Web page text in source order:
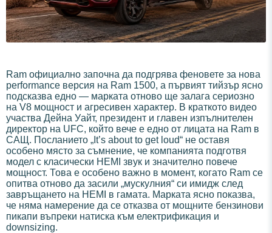
Ram официално започна да подгрява феновете за нова
performance версия на Ram 1500, а първият тийзър ясно
подсказва едно — марката отново ще залага сериозно
на V8 мощност и агресивен характер. В краткото видео
участва Дейна Уайт, президент и главен изпълнителен
директор на UFC, който вече е едно от лицата на Ram в
САЩ. Посланието „It’s about to get loud“ не оставя
особено място за съмнение, че компанията подготвя
модел с класически HEMI звук и значително повече
мощност. Това е особено важно в момент, когато Ram се
опитва отново да засили „мускулния“ си имидж след
завръщането на HEMI в гамата. Марката ясно показва,
че няма намерение да се отказва от мощните бензинови
пикапи въпреки натиска към електрификация и
downsizing.